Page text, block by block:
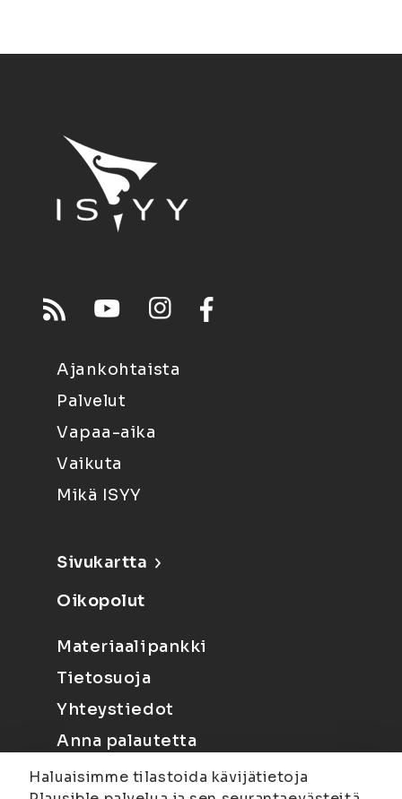
Ajankohtaista
Palvelut
Vapaa-aika
Vaikuta
Mikä ISYY
Sivukartta
Oikopolut
Materiaalipankki
Tietosuoja
Yhteystiedot
Anna palautetta
Haluaisimme tilastoida kävijätietoja